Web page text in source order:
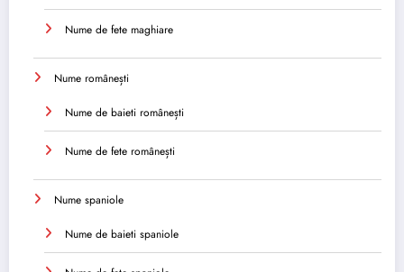
Nume de fete maghiare
Nume românești
Nume de baieti românești
Nume de fete românești
Nume spaniole
Nume de baieti spaniole